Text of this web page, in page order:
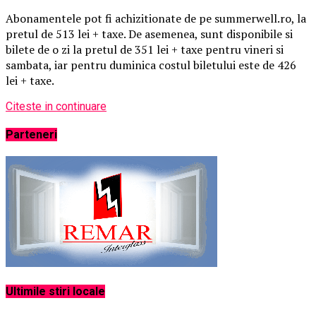
Abonamentele pot fi achizitionate de pe summerwell.ro, la
pretul de 513 lei + taxe. De asemenea, sunt disponibile si
bilete de o zi la pretul de 351 lei + taxe pentru vineri si
sambata, iar pentru duminica costul biletului este de 426
lei + taxe.
Citeste in continuare
Parteneri
Ultimile stiri locale